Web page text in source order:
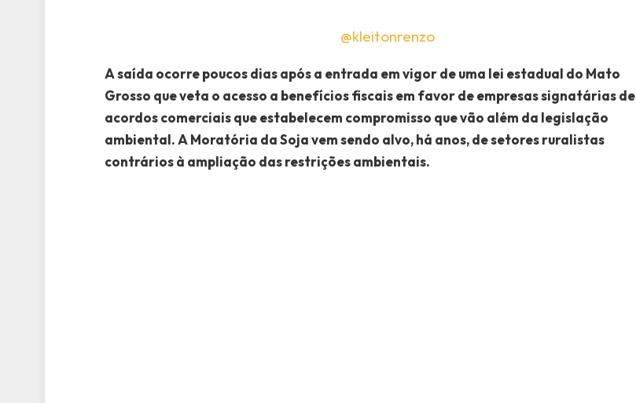
@kleitonrenzo
A saída ocorre poucos dias após a entrada em vigor de uma lei estadual do Mato
Grosso que veta o acesso a benefícios fiscais em favor de empresas signatárias de
acordos comerciais que estabelecem compromisso que vão além da legislação
ambiental. A Moratória da Soja vem sendo alvo, há anos, de setores ruralistas
contrários à ampliação das restrições ambientais.